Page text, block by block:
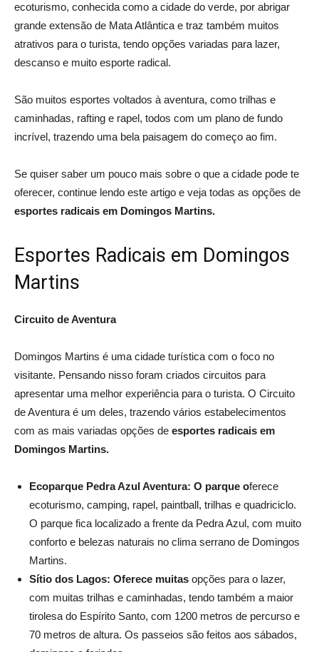
ecoturismo, conhecida como a cidade do verde, por abrigar
grande extensão de Mata Atlântica e traz também muitos
atrativos para o turista, tendo opções variadas para lazer,
descanso e muito esporte radical.
São muitos esportes voltados à aventura, como trilhas e
caminhadas, rafting e rapel, todos com um plano de fundo
incrível, trazendo uma bela paisagem do começo ao fim.
Se quiser saber um pouco mais sobre o que a cidade pode te
oferecer, continue lendo este artigo e veja todas as opções de
esportes radicais em Domingos Martins.
Esportes Radicais em Domingos
Martins
Circuito de Aventura
Domingos Martins é uma cidade turística com o foco no
visitante. Pensando nisso foram criados circuitos para
apresentar uma melhor experiência para o turista. O Circuito
de Aventura é um deles, trazendo vários estabelecimentos
com as mais variadas opções de esportes radicais em
Domingos Martins.
Ecoparque Pedra Azul Aventura: O parque oferece
ecoturismo, camping, rapel, paintball, trilhas e quadriciclo.
O parque fica localizado a frente da Pedra Azul, com muito
conforto e belezas naturais no clima serrano de Domingos
Martins.
Sítio dos Lagos: Oferece muitas opções para o lazer,
com muitas trilhas e caminhadas, tendo também a maior
tirolesa do Espírito Santo, com 1200 metros de percurso e
70 metros de altura. Os passeios são feitos aos sábados,